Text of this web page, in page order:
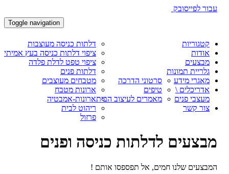
עבור לפייסובק
Toggle navigation
קטגוריות
דלתות כניסה מעוצבות
ציפוי דלתות כניסה בעץ אמיתי
ציפוי טפט לדלת פלדה
דלתות פנים
מטבחים מעוצבים
ארונות מטבח
ארונות-אמבטיה
ריהוט לבית
פרזול
אודות
מבצעים
גלריית תמונות
מאגרי מידע
סרטוני הדרכה
טיפים
מאמרים לעיצוב הבית
אדריכלים \
מעצבי פנים
צור קשר
מבצעים לדלתות כניסה ופנים
המבצעים שלנו חמים, אל תפספסו אותם !